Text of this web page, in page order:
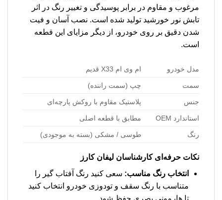
مرغوب و مقاوم در برابر پوسیدگی و تغییر رنگ در اثر
تابش نور خورشید تولید شده است. نصب آسان و فیت
شدن دقیق بر روی خودرو، از دیگر مزایای این قطعه
است.
مدل خودرو ام وی ام X33 قدیم
سمت چپ (سمت راننده)
جنس پلاستیک مقاوم با روکش پارچه‌ای
استاندارد OEM مطابق با قطعه اصلی
رنگ طوسی / مشکی (بسته به موجودی)
نکات حرفه‌ای کارشناسان لیفان کارز
انتخاب رنگ مناسب: سعی کنید رنگ آفتاب گیر را
متناسب با رنگ سقف و تودوزی خودرو انتخاب کنید
تا هارمونی بصری حفظ شود.